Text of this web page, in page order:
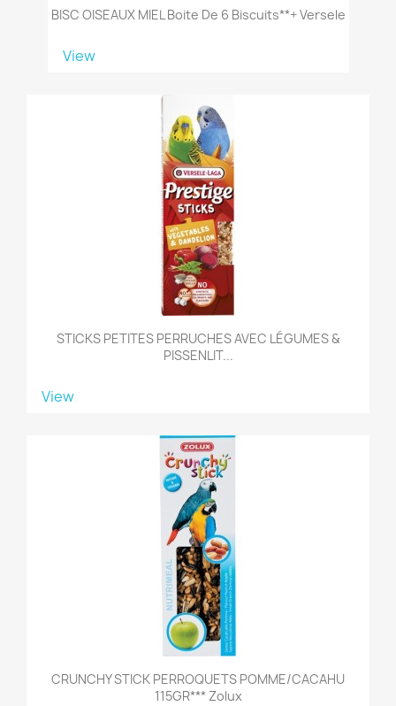
BISC OISEAUX MIEL Boite De 6 Biscuits**+ Versele
View
STICKS PETITES PERRUCHES AVEC LÉGUMES &
PISSENLIT...
View
CRUNCHY STICK PERROQUETS POMME/CACAHU
115GR*** Zolux